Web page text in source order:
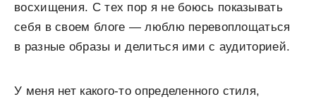
восхищения. С тех пор я не боюсь показывать
себя в своем блоге — люблю перевоплощаться
в разные образы и делиться ими с аудиторией.
У меня нет какого-то определенного стиля,